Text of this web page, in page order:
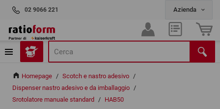
02 9066 221
Homepage / Scotch e nastro adesivo /
Dispenser nastro adesivo e da imballaggio /
Srotolatore manuale standard / HAB50